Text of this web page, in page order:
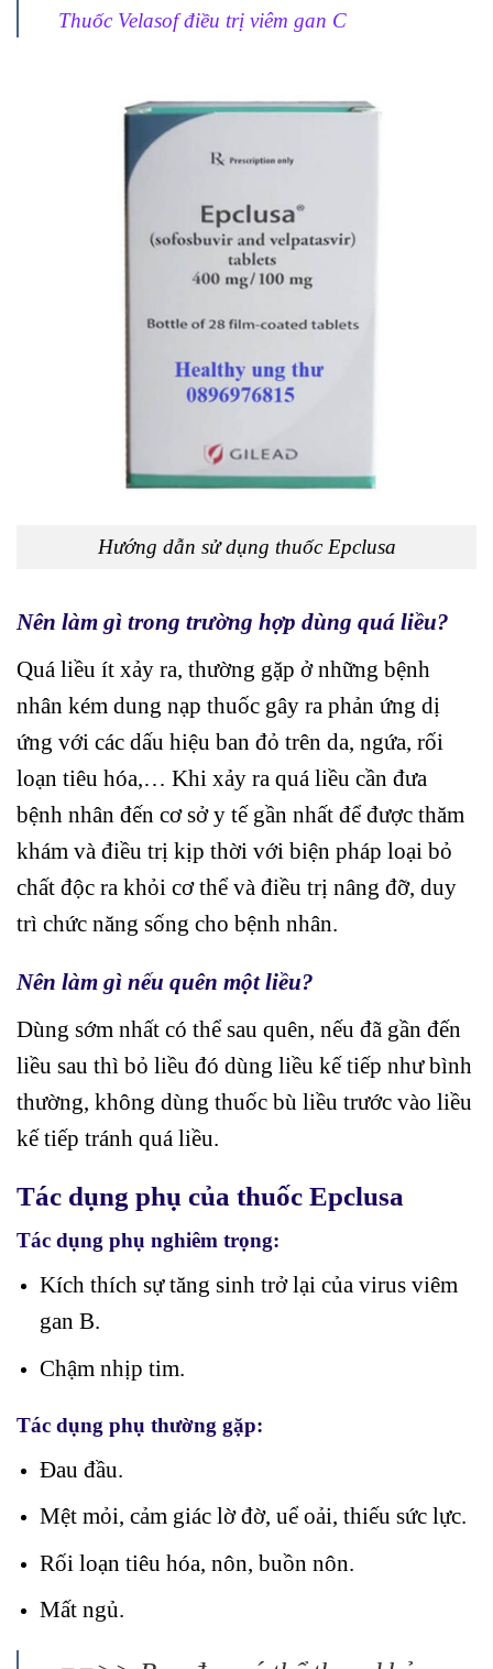
Thuốc Velasof điều trị viêm gan C
Hướng dẫn sử dụng thuốc Epclusa
Nên làm gì trong trường hợp dùng quá liều?
Quá liều ít xảy ra, thường gặp ở những bệnh
nhân kém dung nạp thuốc gây ra phản ứng dị
ứng với các dấu hiệu ban đỏ trên da, ngứa, rối
loạn tiêu hóa,… Khi xảy ra quá liều cần đưa
bệnh nhân đến cơ sở y tế gần nhất để được thăm
khám và điều trị kịp thời với biện pháp loại bỏ
chất độc ra khỏi cơ thể và điều trị nâng đỡ, duy
trì chức năng sống cho bệnh nhân.
Nên làm gì nếu quên một liều?
Dùng sớm nhất có thể sau quên, nếu đã gần đến
liều sau thì bỏ liều đó dùng liều kế tiếp như bình
thường, không dùng thuốc bù liều trước vào liều
kế tiếp tránh quá liều.
Tác dụng phụ của thuốc Epclusa
Tác dụng phụ nghiêm trọng:
Kích thích sự tăng sinh trở lại của virus viêm
gan B.
Chậm nhịp tim.
Tác dụng phụ thường gặp:
Đau đầu.
Mệt mỏi, cảm giác lờ đờ, uể oải, thiếu sức lực.
Rối loạn tiêu hóa, nôn, buồn nôn.
Mất ngủ.